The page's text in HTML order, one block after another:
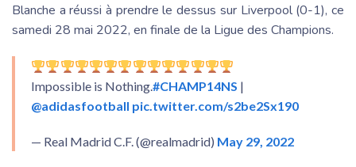
Blanche a réussi à prendre le dessus sur Liverpool (0-1), ce
samedi 28 mai 2022, en finale de la Ligue des Champions.
Impossible is Nothing.#CHAMP14NS |
@adidasfootball pic.twitter.com/s2be2Sx190
— Real Madrid C.F. (@realmadrid) May 29, 2022